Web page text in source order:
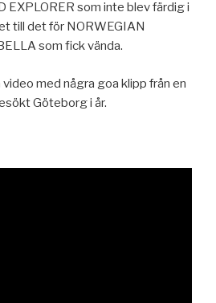
EXPLORER som inte blev färdig i
till det för NORWEGIAN
som fick vända.
med några goa klipp från en
Göteborg i år.